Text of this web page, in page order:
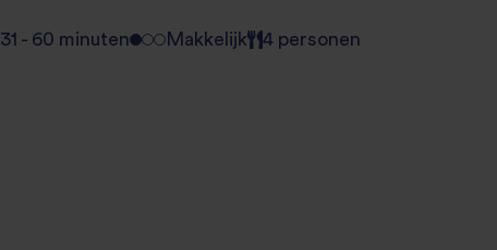
31 - 60 minuten Makkelijk 4 personen